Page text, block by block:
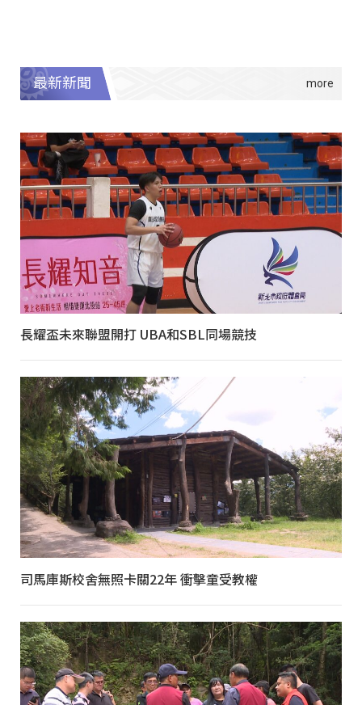
最新新聞
長耀盃未來聯盟開打 UBA和SBL同場競技
司馬庫斯校舍無照卡關22年 衝擊童受教權